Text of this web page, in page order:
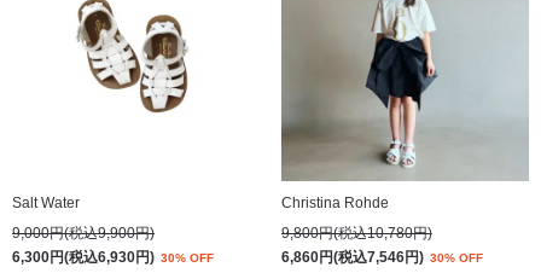
Salt Water
9,000円(税込9,900円)
6,300円(税込6,930円) 30% OFF
Christina Rohde
9,800円(税込10,780円)
6,860円(税込7,546円) 30% OFF